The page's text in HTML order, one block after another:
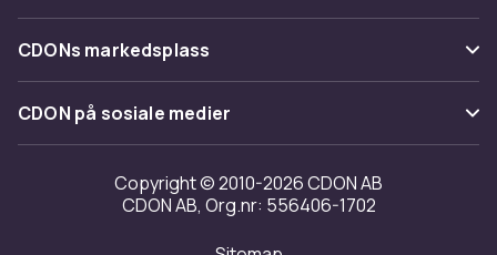
Tilbakekallinger
Varemerker
Om oss
Kundeanmeldelser
Jobbe på CDON
Investor relations
Tilgjengelighet
CDONs markedsplass
Merchant Help Center
CDON på sosiale medier
Copyright © 2010-2026 CDON AB
CDON AB, Org.nr: 556406-1702